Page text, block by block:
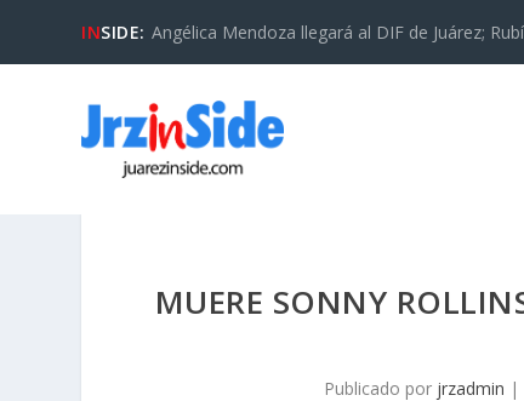
INSIDE: Angélica Mendoza llegará al DIF de Juárez;
MUERE SONNY
Publicado por jrzadmin |